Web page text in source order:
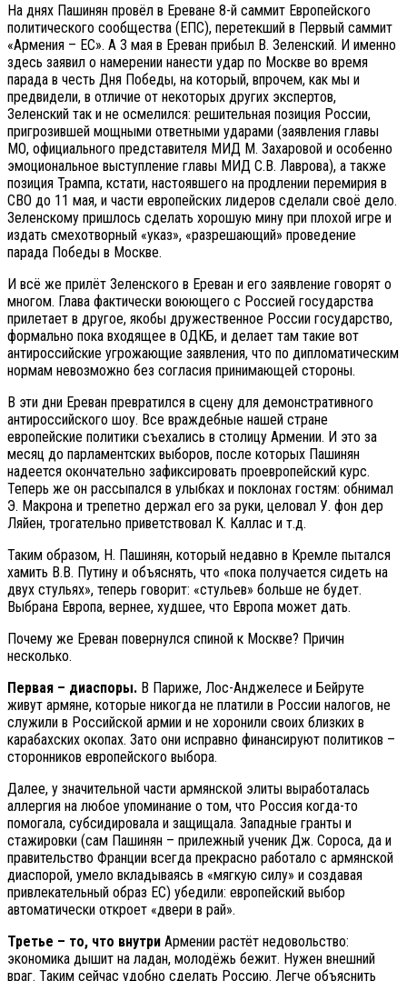
На днях Пашинян провёл в Ереване 8-й саммит Европейского
политического сообщества (ЕПС), перетекший в Первый саммит
«Армения – ЕС». А 3 мая в Ереван прибыл В. Зеленский. И именно
здесь заявил о намерении нанести удар по Москве во время
парада в честь Дня Победы, на который, впрочем, как мы и
предвидели, в отличие от некоторых других экспертов,
Зеленский так и не осмелился: решительная позиция России,
пригрозившей мощными ответными ударами (заявления главы
МО, официального представителя МИД М. Захаровой и особенно
эмоциональное выступление главы МИД С.В. Лаврова), а также
позиция Трампа, кстати, настоявшего на продлении перемирия в
СВО до 11 мая, и части европейских лидеров сделали своё дело.
Зеленскому пришлось сделать хорошую мину при плохой игре и
издать смехотворный «указ», «разрешающий» проведение
парада Победы в Москве.
И всё же прилёт Зеленского в Ереван и его заявление говорят о
многом. Глава фактически воюющего с Россией государства
прилетает в другое, якобы дружественное России государство,
формально пока входящее в ОДКБ, и делает там такие вот
антироссийские угрожающие заявления, что по дипломатическим
нормам невозможно без согласия принимающей стороны.
В эти дни Ереван превратился в сцену для демонстративного
антироссийского шоу. Все враждебные нашей стране
европейские политики съехались в столицу Армении. И это за
месяц до парламентских выборов, после которых Пашинян
надеется окончательно зафиксировать проевропейский курс.
Теперь же он рассыпался в улыбках и поклонах гостям: обнимал
Э. Макрона и трепетно держал его за руки, целовал У. фон дер
Ляйен, трогательно приветствовал К. Каллас и т.д.
Таким образом, Н. Пашинян, который недавно в Кремле пытался
хамить В.В. Путину и объяснять, что «пока получается сидеть на
двух стульях», теперь говорит: «стульев» больше не будет.
Выбрана Европа, вернее, худшее, что Европа может дать.
Почему же Ереван повернулся спиной к Москве? Причин
несколько.
Первая – диаспоры. В Париже, Лос-Анджелесе и Бейруте
живут армяне, которые никогда не платили в России налогов, не
служили в Российской армии и не хоронили своих близких в
карабахских окопах. Зато они исправно финансируют политиков –
сторонников европейского выбора.
Далее, у значительной части армянской элиты выработалась
аллергия на любое упоминание о том, что Россия когда-то
помогала, субсидировала и защищала. Западные гранты и
стажировки (сам Пашинян – прилежный ученик Дж. Сороса, да и
правительство Франции всегда прекрасно работало с армянской
диаспорой, умело вкладываясь в «мягкую силу» и создавая
привлекательный образ ЕС) убедили: европейский выбор
автоматически откроет «двери в рай».
Третье – то, что внутри Армении растёт недовольство:
экономика дышит на ладан, молодёжь бежит. Нужен внешний
враг. Таким сейчас удобно сделать Россию. Легче объяснить